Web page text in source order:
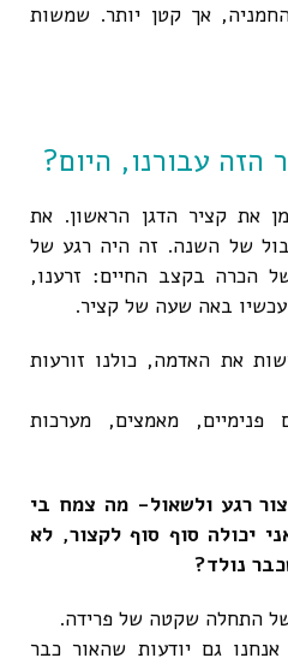
אך קטן יותר. שמשות
עבורנו, היום?
את קציר הדגן הראשון. את
של השנה. זה היה רגע של
הכרה בקצב החיים: זרענו,
באה שעה של קציר.
את האדמה, כולנו זורעות
פנימיים, מאמצים, מערכות
רגע ולשאול- מה צמח בי
יכולה סוף סוף לקצור, לא
נולד?
התחלה שקטה של פרידה.
גם יודעות שהאור כבר